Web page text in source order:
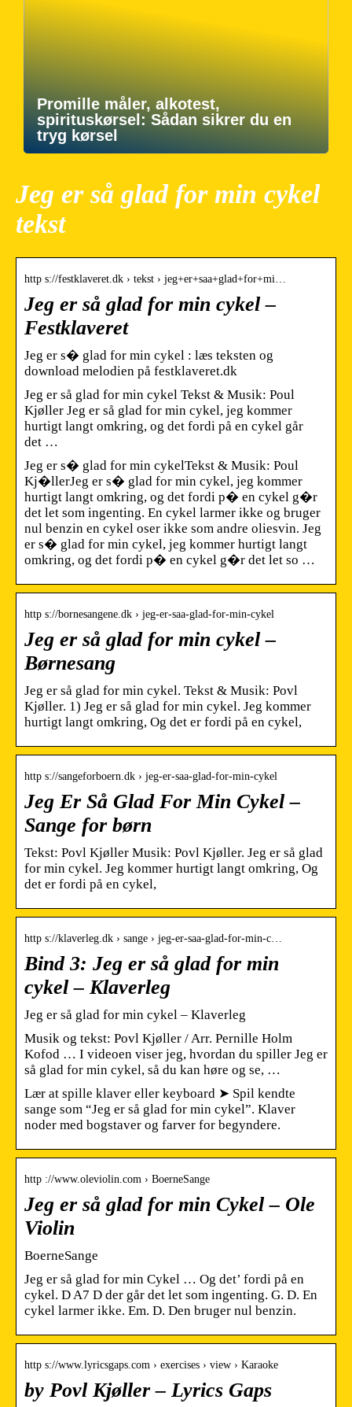
Promille måler, alkotest,
spirituskørsel: Sådan sikrer du en
tryg kørsel
Jeg er så glad for min cykel
tekst
http s://festklaveret.dk › tekst › jeg+er+saa+glad+for+mi…
Jeg er så glad for min cykel –
Festklaveret
Jeg er s� glad for min cykel : læs teksten og
download melodien på festklaveret.dk
Jeg er så glad for min cykel Tekst & Musik: Poul
Kjøller Jeg er så glad for min cykel, jeg kommer
hurtigt langt omkring, og det fordi på en cykel går
det …
Jeg er s� glad for min cykelTekst & Musik: Poul
Kj�llerJeg er s� glad for min cykel, jeg kommer
hurtigt langt omkring, og det fordi p� en cykel g�r
det let som ingenting. En cykel larmer ikke og bruger
nul benzin en cykel oser ikke som andre oliesvin. Jeg
er s� glad for min cykel, jeg kommer hurtigt langt
omkring, og det fordi p� en cykel g�r det let so …
http s://bornesangene.dk › jeg-er-saa-glad-for-min-cykel
Jeg er så glad for min cykel –
Børnesang
Jeg er så glad for min cykel. Tekst & Musik: Povl
Kjøller. 1) Jeg er så glad for min cykel. Jeg kommer
hurtigt langt omkring, Og det er fordi på en cykel,
http s://sangeforboern.dk › jeg-er-saa-glad-for-min-cykel
Jeg Er Så Glad For Min Cykel –
Sange for børn
Tekst: Povl Kjøller Musik: Povl Kjøller. Jeg er så glad
for min cykel. Jeg kommer hurtigt langt omkring, Og
det er fordi på en cykel,
http s://klaverleg.dk › sange › jeg-er-saa-glad-for-min-c…
Bind 3: Jeg er så glad for min
cykel – Klaverleg
Jeg er så glad for min cykel – Klaverleg
Musik og tekst: Povl Kjøller / Arr. Pernille Holm
Kofod … I videoen viser jeg, hvordan du spiller Jeg er
så glad for min cykel, så du kan høre og se, …
Lær at spille klaver eller keyboard ➤ Spil kendte
sange som “Jeg er så glad for min cykel”. Klaver
noder med bogstaver og farver for begyndere.
http ://www.oleviolin.com › BoerneSange
Jeg er så glad for min Cykel – Ole
Violin
BoerneSange
Jeg er så glad for min Cykel … Og det’ fordi på en
cykel. D A7 D der går det let som ingenting. G. D. En
cykel larmer ikke. Em. D. Den bruger nul benzin.
http s://www.lyricsgaps.com › exercises › view › Karaoke
by Povl Kjøller – Lyrics Gaps